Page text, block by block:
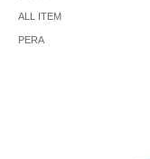
ALL ITEM
PERA